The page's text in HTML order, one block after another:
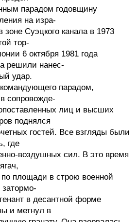
парадом годовщину
на изра-
зоне Суэцкого канала в 1973
тор-
6 октября 1981 года
решили нанес-
удар.
парадом,
сопровожде-
лиц и высших
поднялся
гостей. Все взгляды были
где
воздушных сил. В это время
по площади в строю военной
затормо-
в десантной форме
и метнул в